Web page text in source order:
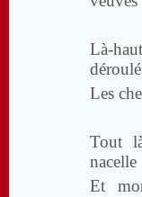
Là-
Les
Tout
nacelle
Et